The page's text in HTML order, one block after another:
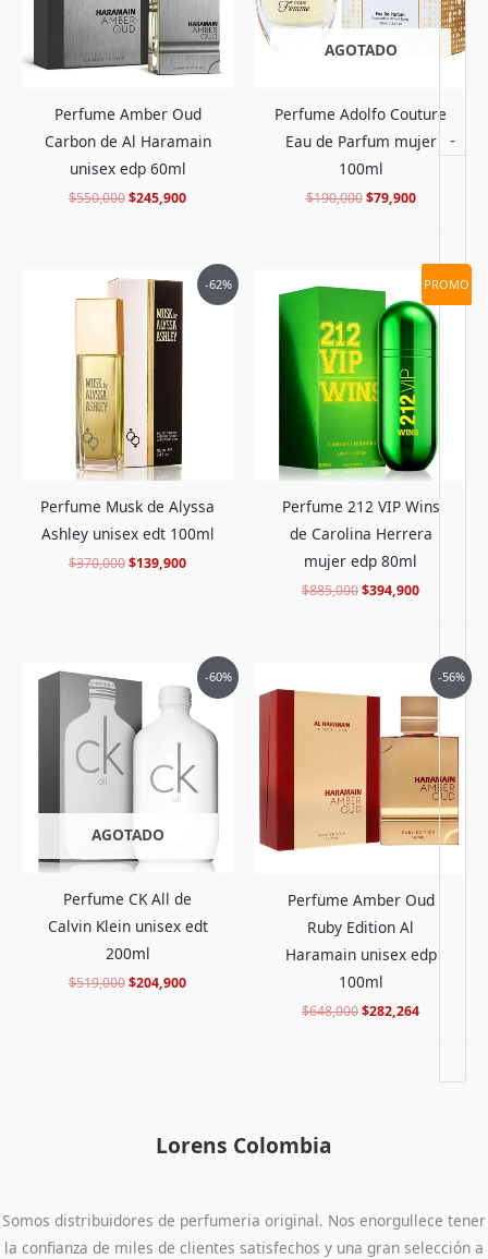
-
Perfume Amber Oud
Carbon de Al Haramain
unisex edp 60ml
$550,000$245,900
AGOTADO
Perfume Adolfo Couture
Eau de Parfum mujer
100ml
$190,000 $79,900
-62%
Perfume Musk de Alyssa
Ashley unisex edt 100ml
$370,000
El
precio
original
era:
$370,000.
$139,900
precio
PROMO
Perfume 212 VIP Wins
de Carolina Herrera
mujer edp 80ml
$885,000
precio
original
era:
$885,000.
$394,900
El
precio
actual
es:
$394,900.
-60%
AGOTADO
Perfume CK All de
Calvin Klein unisex edt
200ml
$519,000
precio
original
era:
$519,000.
$204,900
precio
actual
es:
$204,900.
-56%
Perfume Amber Oud
Ruby Edition Al
Haramain unisex edp
100ml
$648,000
original
$648,000.
$282,264
precio
actual
es:
$282,264.
Lorens Colombia
Somos distribuidores de perfumeria original. Nos enorgullece tener
la confianza de miles de clientes satisfechos y una gran selección a